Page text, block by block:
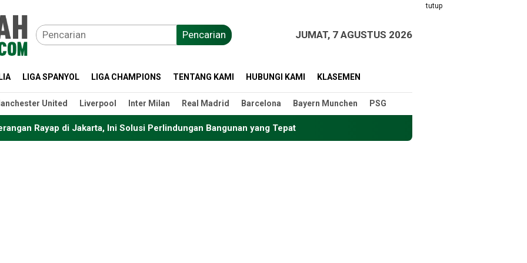
tutup
Pencarian JUMAT, 7 AGUSTUS 2026
LIGA SPANYOL LIGA CHAMPIONS TENTANG KAMI HUBUNGI KAMI KLASEMEN
United Liverpool Inter Milan Real Madrid Barcelona Bayern Munchen PSG
Ini Solusi Perlindungan Bangunan yang Tepat